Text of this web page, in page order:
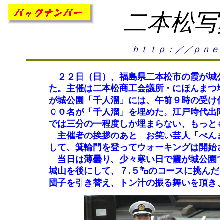
二本松
ｈｔｔｐ：／／ｐｎ
２２日（日）、福島県二本松市の霞が城
た。主催は二本松商工会議所・にほんま
が城公園「千人溜」には、午前９時の受
００名が「千人溜」を埋めた。江戸時代
では三分の一程度しか埋まらない、もっ
主催者の挨拶のあと お笑い芸人「ぺん
して、箕輪門を登ってウォーキングは開始
当日は薄曇り、少々寒い日で霞が城公園
城山を後にして、７.５㌔のコースに挑
団子を引き替え、トン汁の振る舞いを頂